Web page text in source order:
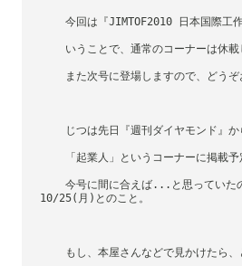
今回は『JIMTOF2010 日本国際工
いうことで、通常のコーナーは休載
また次号に登場しますので、どう
じつは先日『週刊ダイヤモンド』
「起業人」というコーナーに掲
10/25(月)とのこと。
もし、本屋さんなどで見かけたら